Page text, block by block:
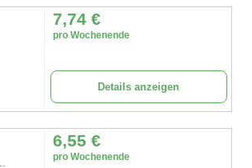
7,74€
pro Wochenende
Details anzeigen
6,55 €
pro Wochenende